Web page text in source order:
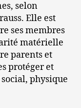
selon
Elle est
ses membres
matérielle
parents et
protéger et
physique